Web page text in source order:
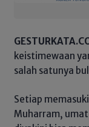
keistimewaan
salah satunya
Setiap
Muharram, umat